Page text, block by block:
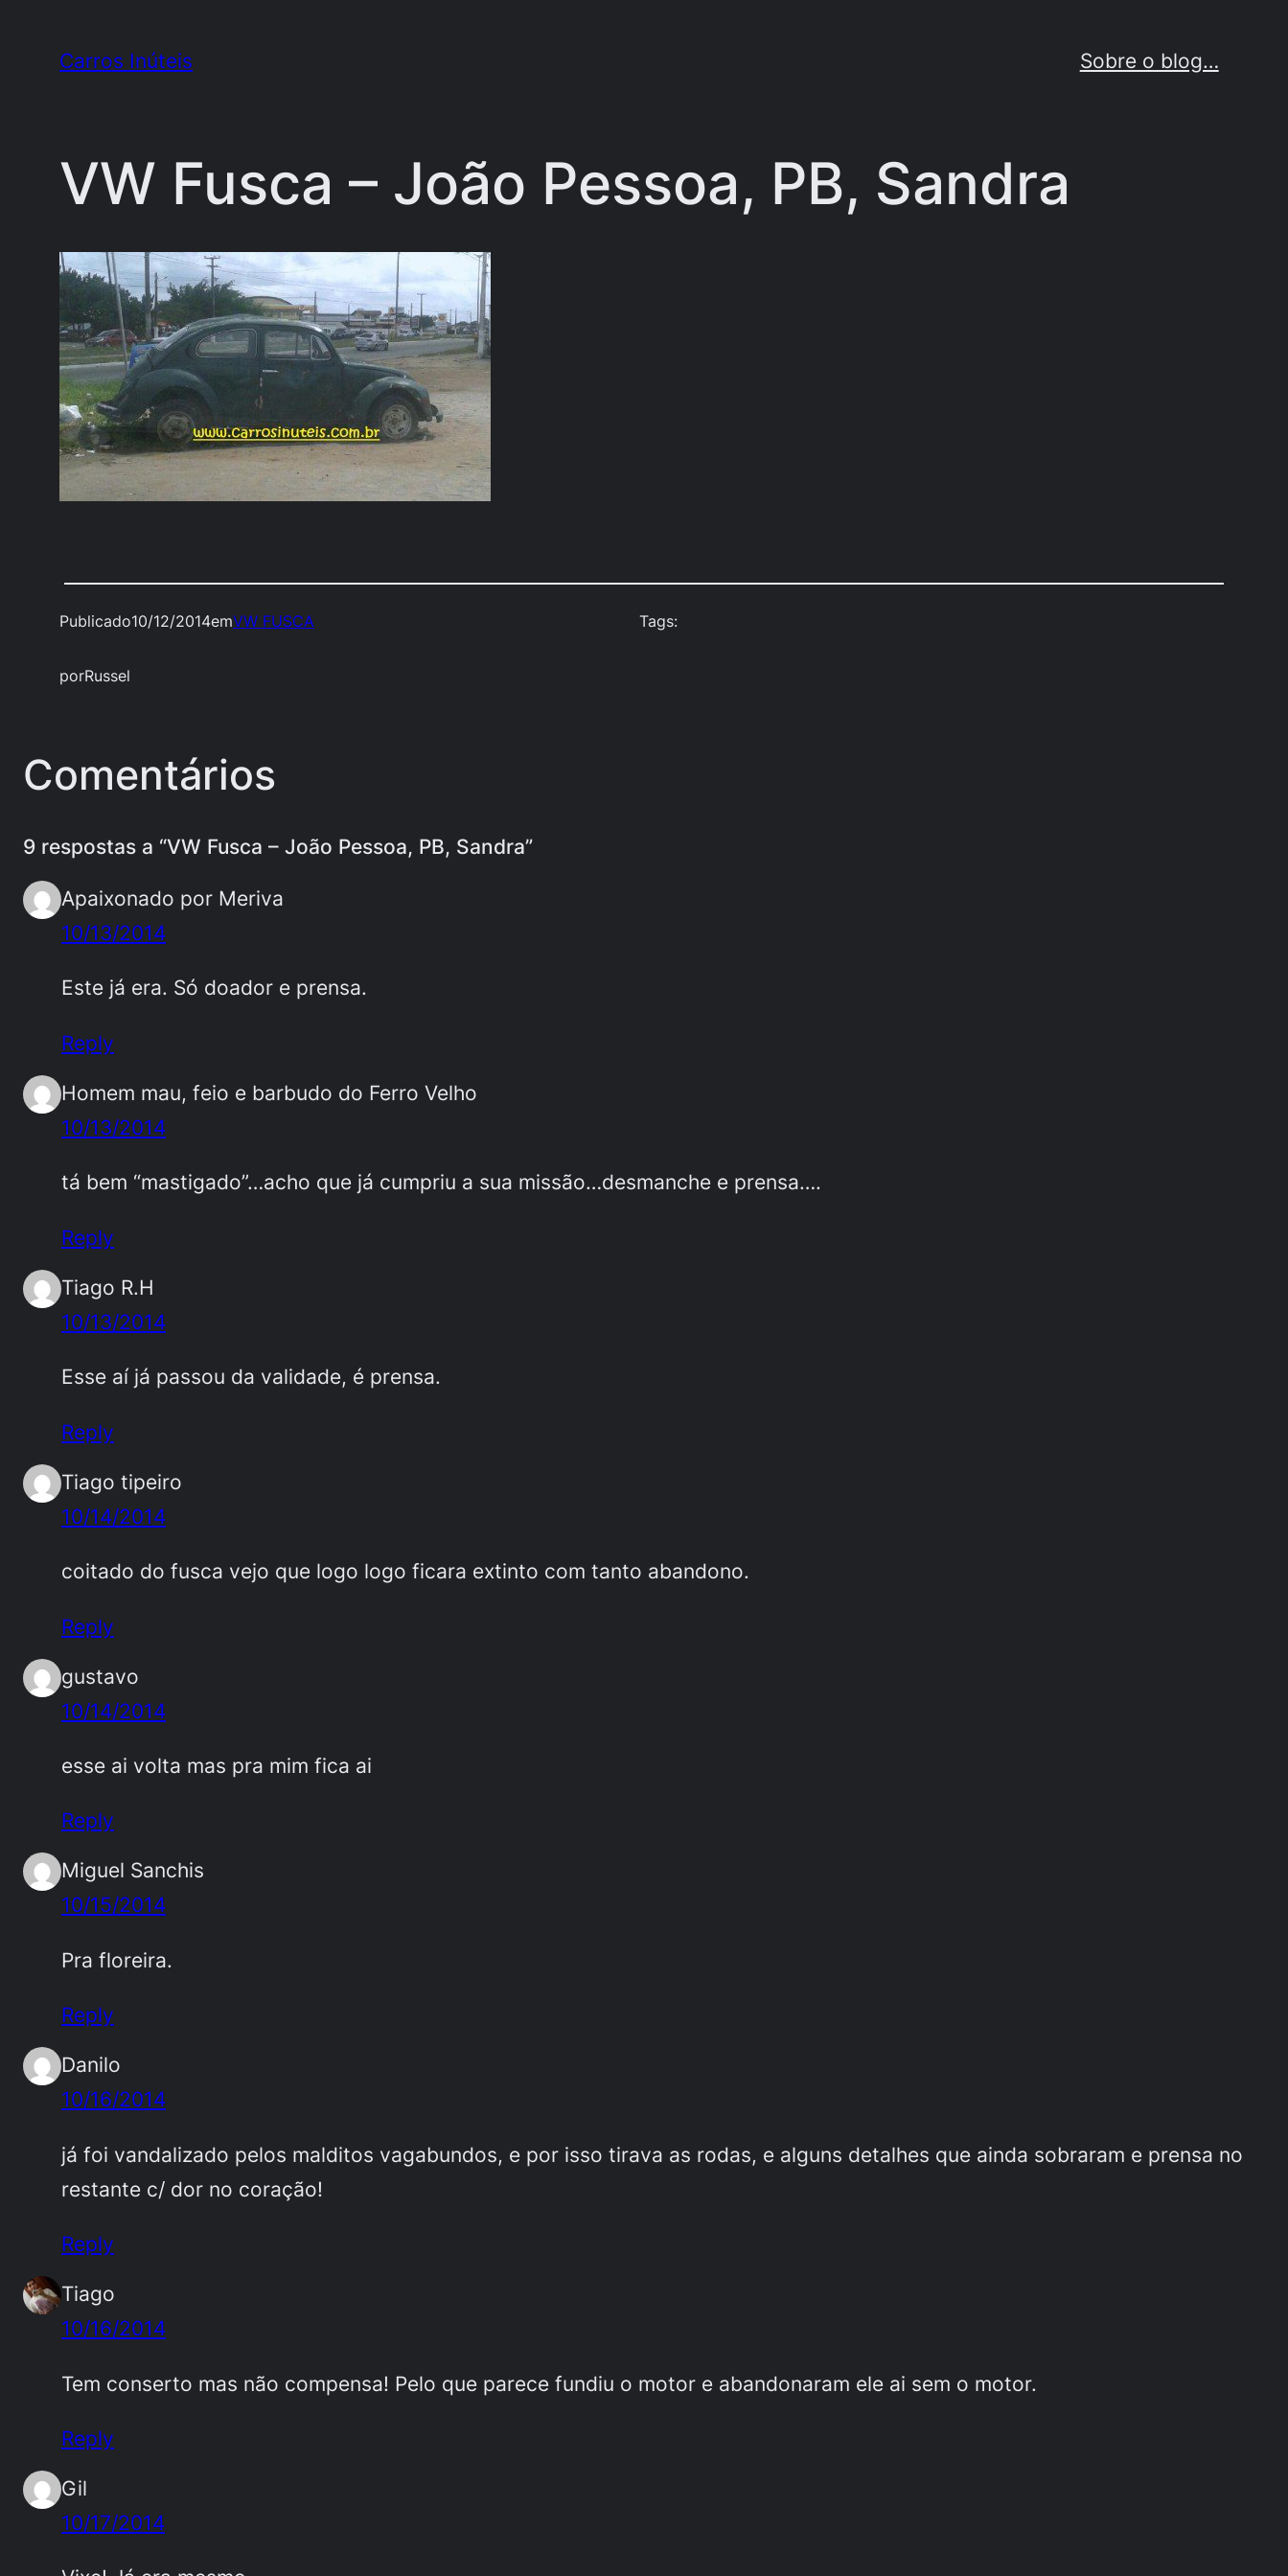
Carros Inúteis Sobre o blog…
VW Fusca – João Pessoa, PB, Sandra
Publicado10/12/2014emVW FUSCA
porRussel
Tags:
Comentários
9 respostas a “VW Fusca – João Pessoa, PB, Sandra”
Apaixonado por Meriva
10/13/2014
Este já era. Só doador e prensa.
Reply
Homem mau, feio e barbudo do Ferro Velho
10/13/2014
tá bem “mastigado”…acho que já cumpriu a sua missão…desmanche e prensa….
Reply
Tiago R.H
10/13/2014
Esse aí já passou da validade, é prensa.
Reply
Tiago tipeiro
10/14/2014
coitado do fusca vejo que logo logo ficara extinto com tanto abandono.
Reply
gustavo
10/14/2014
esse ai volta mas pra mim fica ai
Reply
Miguel Sanchis
10/15/2014
Pra floreira.
Reply
Danilo
10/16/2014
já foi vandalizado pelos malditos vagabundos, e por isso tirava as rodas, e alguns detalhes que ainda sobraram e prensa no
restante c/ dor no coração!
Reply
Tiago
10/16/2014
Tem conserto mas não compensa! Pelo que parece fundiu o motor e abandonaram ele ai sem o motor.
Reply
Gil
10/17/2014